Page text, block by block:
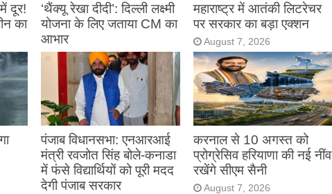
दूर!
का
‘थैंक्यू रेखा दीदी’: दिल्ली लक्ष्मी
योजना के लिए जताया CM का
आभार
August 7, 2026
महाराष्ट्र में आतंकी लिटरेचर
पर सरकार का बड़ा एक्शन
August 7, 2026
पंजाब विधानसभा: एनआरआई
मंत्री रवजोत सिंह बोले-कनाडा
में फंसे विद्यार्थियों को पूरी मदद
देगी पंजाब सरकार
करनाल से 10 अगस्त को
प्रोग्रेसिव हरियाणा की नई नींव
रखेंगे सीएम सैनी
August 7, 2026